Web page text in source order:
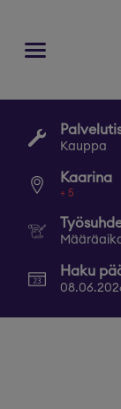
Kauppa
Kaarina
+ 5
Haku